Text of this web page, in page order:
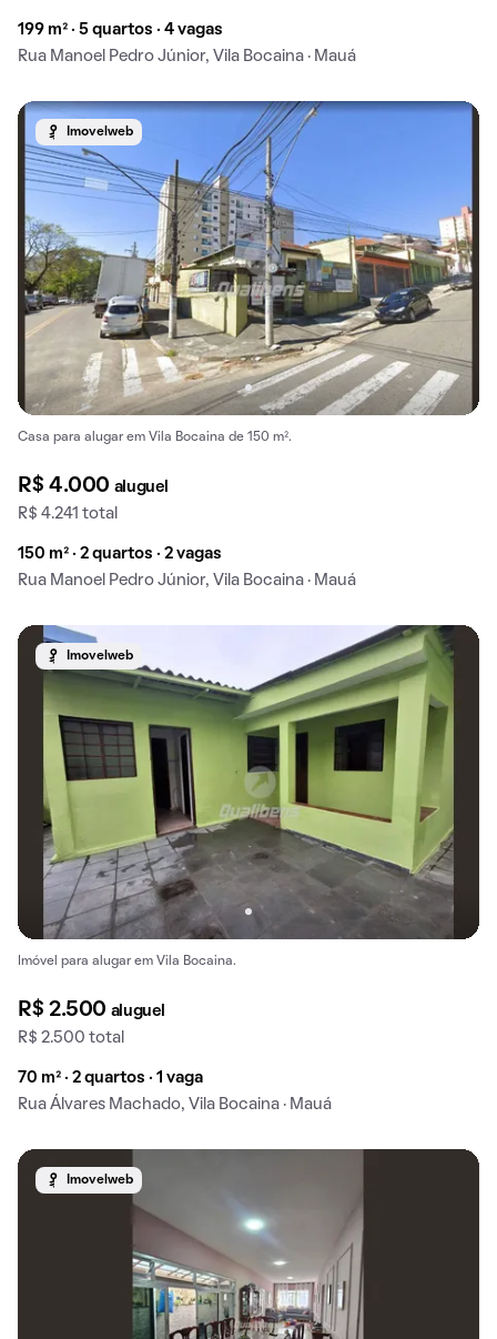
199 m² · 5 quartos · 4 vagas
Rua Manoel Pedro Júnior, Vila Bocaina · Mauá
Imovelweb
Casa para alugar em Vila Bocaina de 150 m².
R$ 4.000 aluguel
R$ 4.241 total
150 m² · 2 quartos · 2 vagas
Rua Manoel Pedro Júnior, Vila Bocaina · Mauá
Imovelweb
Imóvel para alugar em Vila Bocaina.
R$ 2.500 aluguel
R$ 2.500 total
70 m² · 2 quartos · 1 vaga
Rua Álvares Machado, Vila Bocaina · Mauá
Imovelweb